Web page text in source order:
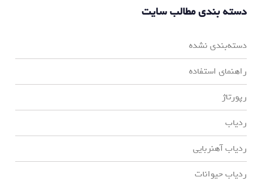
دسته بندی مطالب سایت
دسته‌بندی نشده
راهنمای استفاده
رپورتاژ
ردیاب
ردیاب آهنربایی
ردیاب حیوانات